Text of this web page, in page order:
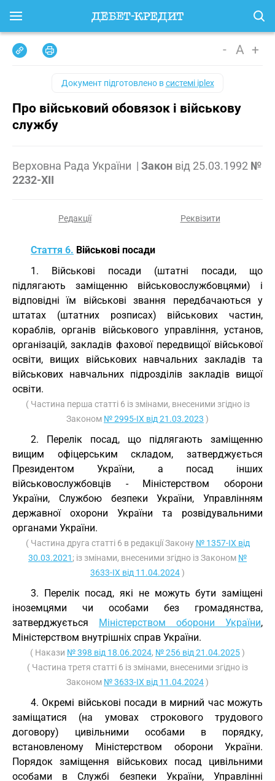
- A +
Документ підготовлено всистемі iplex
Про військовий обовязок і військову
службу
Верховна Рада України | Закон від 25.03.1992 №
2232-XII
Редакції Реквізити
Стаття 6. Військові посади
1. Військові посади (штатні посади, що
підлягають заміщенню військовослужбовцями) і
відповідні їм військові звання передбачаються у
штатах (штатних розписах) військових частин,
кораблів, органів військового управління, установ,
організацій, закладів фахової передвищої військової
освіти, вищих військових навчальних закладів та
військових навчальних підрозділів закладів вищої
освіти.
( Частина перша статті 6 із змінами, внесеними згідно із
Законом № 2995-IX від 21.03.2023 )
2. Перелік посад, що підлягають заміщенню
вищим офіцерським складом, затверджується
Президентом України, а посад інших
військовослужбовців - Міністерством оборони
України, Службою безпеки України, Управлінням
державної охорони України та розвідувальними
органами України.
( Частина друга статті 6 в редакції Закону № 1357-IX від
30.03.2021 ; із змінами, внесеними згідно із Законом №
3633-IX від 11.04.2024)
3. Перелік посад, які не можуть бути заміщені
іноземцями чи особами без громадянства,
затверджується Міністерством оборони України,
Міністерством внутрішніх справ України.
( Накази № 398 від 18.06.2024, № 256 від 21.04.2025)
( Частина третя статті 6 із змінами, внесеними згідно із
Законом № 3633-IX від 11.04.2024)
4. Окремі військові посади в мирний час можуть
заміщатися (на умовах строкового трудового
договору) цивільними особами в порядку,
встановленому Міністерством оборони України.
Порядок заміщення військових посад цивільними
особами в Службі безпеки України, Управлінні